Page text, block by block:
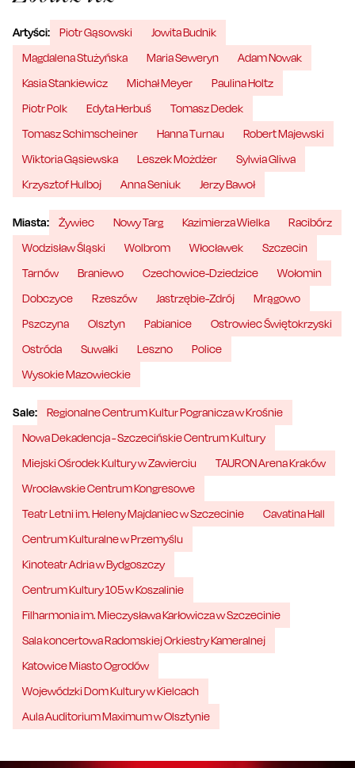
Artyści: Piotr Gąsowski
Jowita Budnik
Magdalena Stużyńska
Maria Seweryn
Adam Nowak
Kasia Stankiewicz
Michał Meyer
Paulina Holtz
Piotr Polk
Edyta Herbuś
Tomasz Dedek
Tomasz Schimscheiner
Hanna Turnau
Robert Majewski
Wiktoria Gąsiewska
Leszek Możdżer
Sylwia Gliwa
Krzysztof Hulboj
Anna Seniuk Jerzy Bawoł
Miasta: Żywiec Nowy Targ Kazimierza Wielka
Racibórz
Wodzisław Śląski
Wolbrom Włocławek
Szczecin
Tarnów
Braniewo Czechowice-Dziedzice
Wołomin
Dobczyce
Rzeszów Jastrzębie-Zdrój
Mrągowo
Pszczyna
Olsztyn Pabianice
Ostrowiec Świętokrzyski
Ostróda
Suwałki Leszno
Police
Wysokie Mazowieckie
Sale:
Regionalne Centrum Kultur Pogranicza w Krośnie
Nowa Dekadencja - Szczecińskie Centrum Kultury
Miejski Ośrodek Kultury w Zawierciu
TAURON Arena Kraków
Wrocławskie Centrum Kongresowe
Teatr Letni im. Heleny Majdaniec w Szczecinie
Cavatina Hall
Centrum Kulturalne w Przemyślu
Kinoteatr Adria w Bydgoszczy
Centrum Kultury 105 w Koszalinie
Filharmonia im. Mieczysława Karłowicza w Szczecinie
Sala koncertowa Radomskiej Orkiestry Kameralnej
Katowice Miasto Ogrodów
Wojewódzki Dom Kultury w Kielcach
Aula Auditorium Maximum w Olsztynie